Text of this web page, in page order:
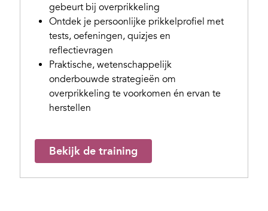
gebeurt bij overprikkeling
Ontdek je persoonlijke prikkelprofiel met
tests, oefeningen, quizjes en
reflectievragen
Praktische, wetenschappelijk
onderbouwde strategieën om
overprikkeling te voorkomen én ervan te
herstellen
Bekijk de training